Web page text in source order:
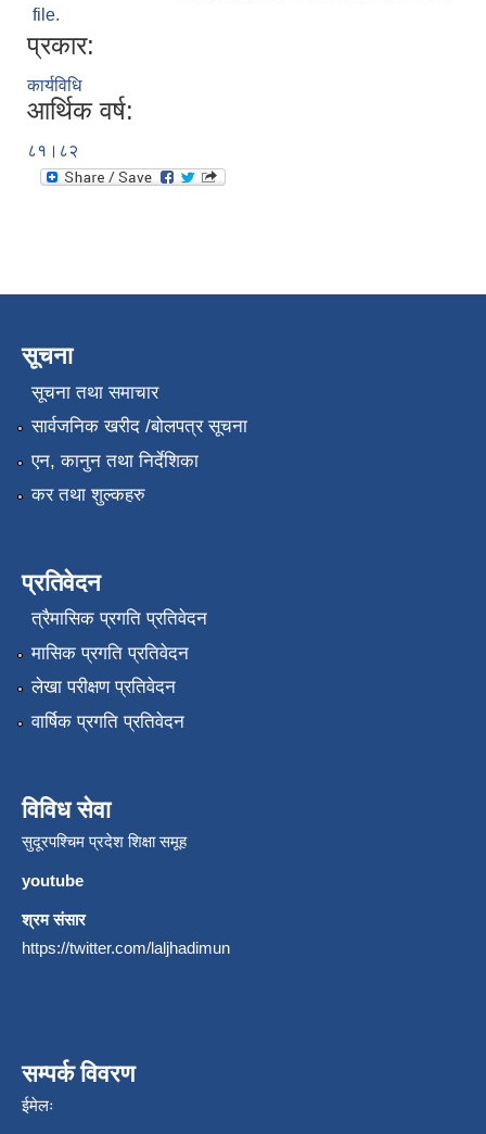
file.
प्रकार:
कार्यविधि
आर्थिक वर्ष:
८१।८२
सूचना
सूचना तथा समाचार
सार्वजनिक खरीद /बोलपत्र सूचना
एन, कानुन तथा निर्देशिका
कर तथा शुल्कहरु
प्रतिवेदन
त्रैमासिक प्रगति प्रतिवेदन
मासिक प्रगति प्रतिवेदन
लेखा परीक्षण प्रतिवेदन
वार्षिक प्रगति प्रतिवेदन
विविध सेवा
सुदूरपश्चिम प्रदेश शिक्षा समूह
youtube
श्रम संसार
https://twitter.com/laljhadimun
सम्पर्क विवरण
ईमेलः